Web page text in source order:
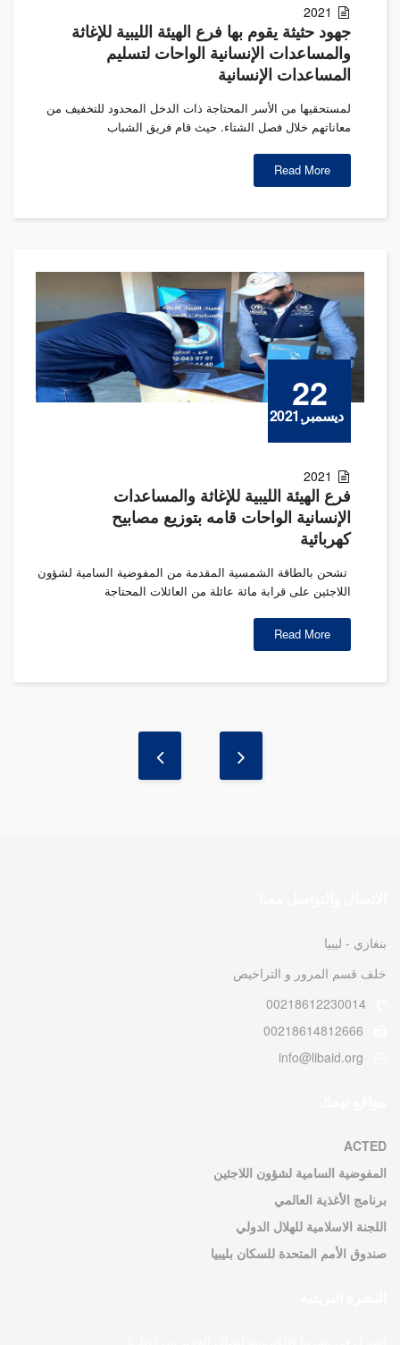
2021
جهود حثيثة يقوم بها فرع الهيئة الليبية للإغاثة
والمساعدات الإنسانية الواحات لتسليم
المساعدات الإنسانية
لمستحقيها من الأسر المحتاجة ذات الدخل المحدود للتخفيف من
معاناتهم خلال فصل الشتاء. حيث قام فريق الشباب
Read More
22
ديسمبر,2021
2021
فرع الهيئة الليبية للإغاثة والمساعدات
الإنسانية الواحات قامه بتوزيع مصابيح
كهربائية
تشحن بالطاقة الشمسية المقدمة من المفوضية السامية لشؤون
اللاجئين على قرابة مائة عائلة من العائلات المحتاجة
Read More
بنغازي - ليبيا
خلف قسم المرور و التراخيص
00218612230014
00218614812666
info@libaid.org
ACTED
المفوضية السامية لشؤون اللاجئين
برنامج الأغذية العالمي
اللجنة الاسلامية للهلال الدولي
صندوق الأمم المتحدة للسكان بليبيا